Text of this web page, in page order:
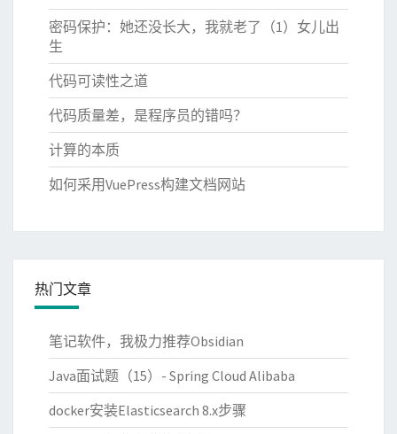
密码保护：她还没长大，我就老了（1）女儿出
生
代码可读性之道
代码质量差，是程序员的错吗？
计算的本质
如何采用VuePress构建文档网站
热门文章
笔记软件，我极力推荐Obsidian
Java面试题（15）- Spring Cloud Alibaba
docker安装Elasticsearch 8.x步骤